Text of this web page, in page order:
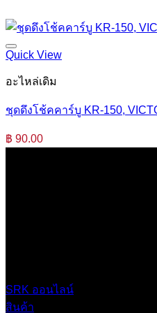
Quick View
อะไหล่เดิม
ชุดดึงโช้คคาร์บู KR-150,
฿ 90.00
SRK ออนไลน์
สินค้า